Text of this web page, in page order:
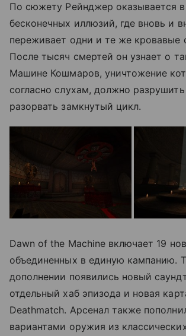
По сюжету Рейнджер оказывается
бесконечных иллюзий, где вновь и
переживает одни и те же кровавые
После тысяч смертей он узнает о
Машине Кошмаров, уничтожение
согласно слухам, должно
разорвать замкнутый цикл.
Dawn of the Machine включает 19
объединенных в единую кампанию.
дополнении появились новый
отдельный хаб эпизода и новая
Deathmatch. Арсенал также
вариантами оружия из